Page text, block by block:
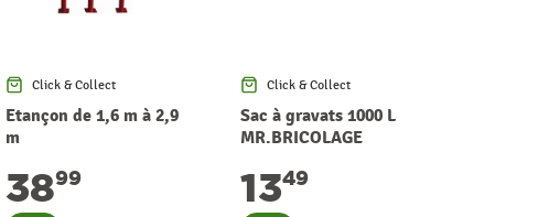
Click & Collect
Etançon de 1,6 m à 2,9
m
3899
Click & Collect
Sac à gravats 1000 L
MR.BRICOLAGE
1349